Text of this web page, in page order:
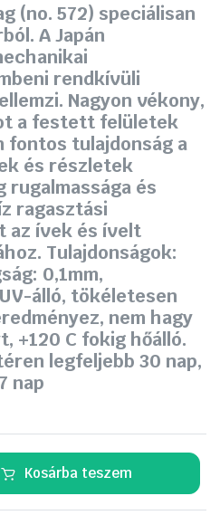
(no. 572) speciálisan
A Japán
rendkívüli
Nagyon vékony,
a festett felületek
fontos tulajdonság a
és részletek
rugalmassága és
ragasztási
az ívek és ívelt
Tulajdonságok:
0,1mm,
álló, tökéletesen
nem hagy
+120 C fokig hőálló.
legfeljebb 30 nap,
nap
Kosárba teszem